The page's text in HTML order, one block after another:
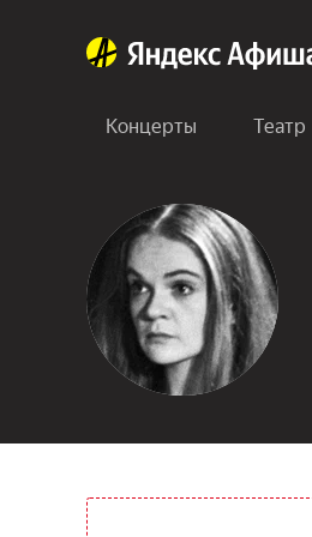
Концерты Театр